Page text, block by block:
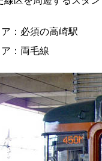
：必須の高崎駅
：両毛線